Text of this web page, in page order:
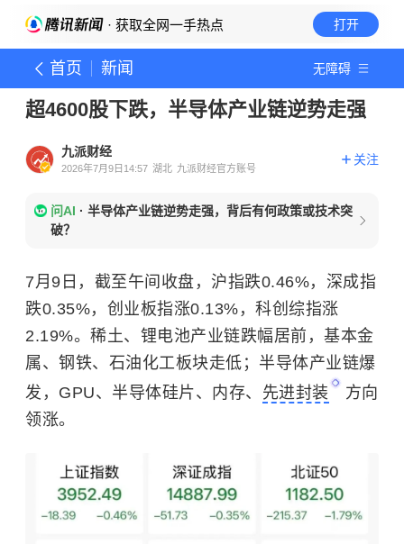
· 获取全网一手热点 打开
首页 新闻 无障碍
超4600股下跌，半导体产业链逆势走强
九派财经
2026年7月9日14:57 湖北 九派财经官方账号
关注
问AI · 半导体产业链逆势走强，背后有何政策或技术突
破？
7月9日，截至午间收盘，沪指跌0.46%，深成指
跌0.35%，创业板指涨0.13%，科创综指涨
2.19%。稀土、锂电池产业链跌幅居前，基本金
属、钢铁、石油化工板块走低；半导体产业链爆
发，GPU、半导体硅片、内存、 先进封装
方向
领涨。